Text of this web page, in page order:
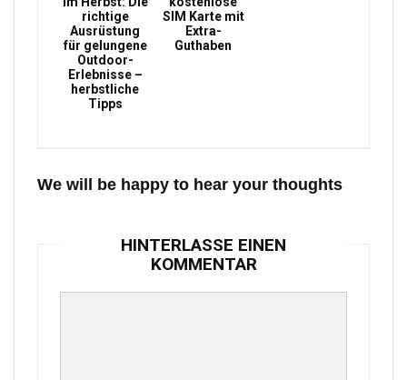
richtige
Ausrüstung
für gelungene
Outdoor-
Erlebnisse –
herbstliche
Tipps
SIM Karte mit
Extra-
Guthaben
We will be happy to hear your thoughts
HINTERLASSE EINEN
KOMMENTAR